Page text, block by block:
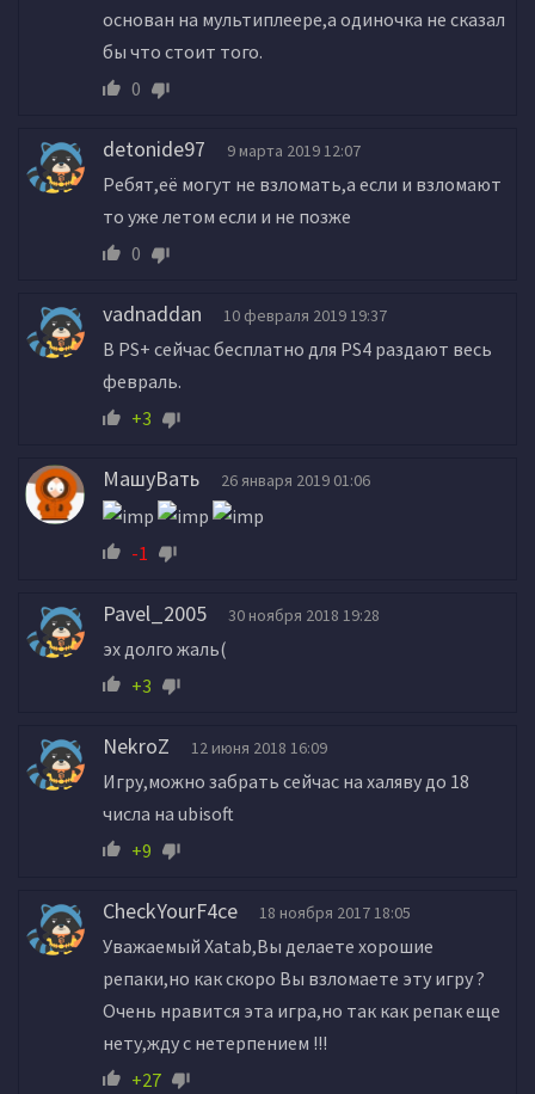
основан на мультиплеере,а одиночка не сказал
бы что стоит того.
0
detonide97 9 марта 2019 12:07
Ребят,её могут не взломать,а если и взломают
то уже летом если и не позже
0
vadnaddan 10 февраля 2019 19:37
В PS+ сейчас бесплатно для PS4 раздают весь
февраль.
+3
МашуВать 26 января 2019 01:06
-1
Pavel_2005 30 ноября 2018 19:28
эх долго жаль(
+3
NekroZ 12 июня 2018 16:09
Игру,можно забрать сейчас на халяву до 18
числа на ubisoft
+9
CheckYourF4ce 18 ноября 2017 18:05
Уважаемый Xatab,Вы делаете хорошие
репаки,но как скоро Вы взломаете эту игру ?
Очень нравится эта игра,но так как репак еще
нету,жду с нетерпением !!!
+27